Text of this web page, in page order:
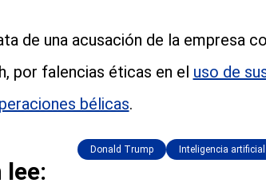
de una acusación de la empresa
por falencias éticas en el uso de
bélicas.
Donald Trump Inteligencia artificial
lee: